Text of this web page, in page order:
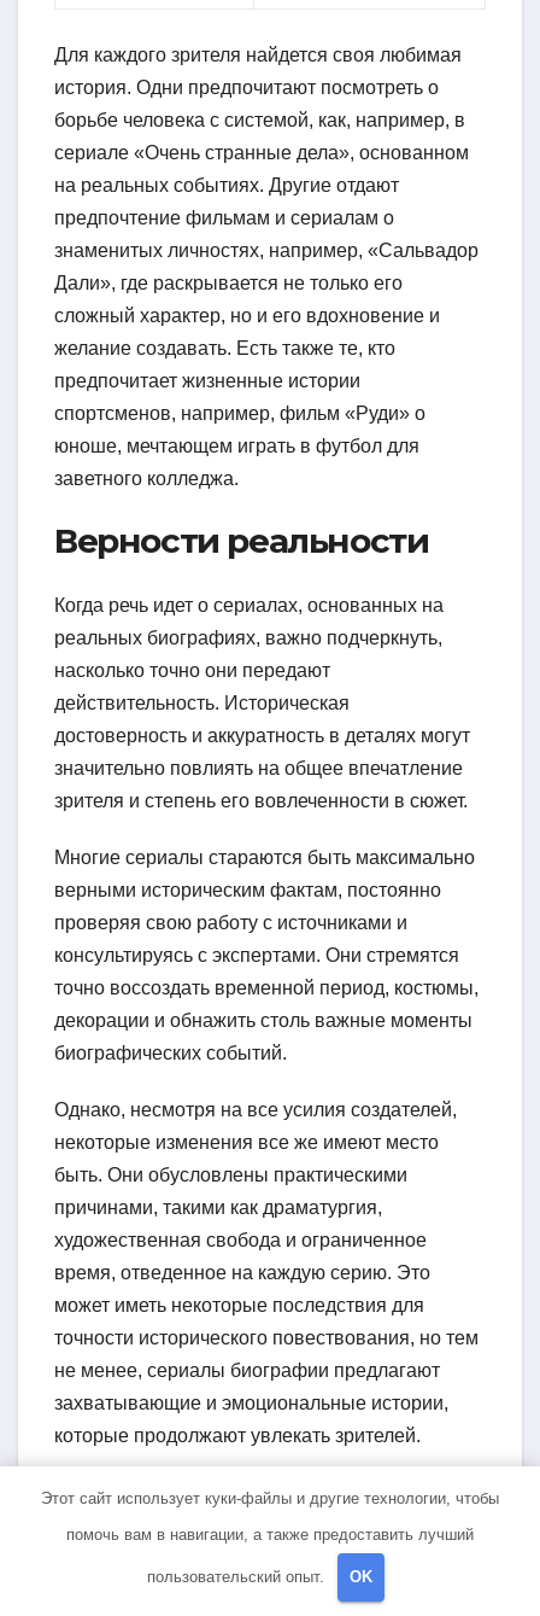
Для каждого зрителя найдется своя любимая
история. Одни предпочитают посмотреть о
борьбе человека с системой, как, например, в
сериале «Очень странные дела», основанном
на реальных событиях. Другие отдают
предпочтение фильмам и сериалам о
знаменитых личностях, например, «Сальвадор
Дали», где раскрывается не только его
сложный характер, но и его вдохновение и
желание создавать. Есть также те, кто
предпочитает жизненные истории
спортсменов, например, фильм «Руди» о
юноше, мечтающем играть в футбол для
заветного колледжа.
Верности реальности
Когда речь идет о сериалах, основанных на
реальных биографиях, важно подчеркнуть,
насколько точно они передают
действительность. Историческая
достоверность и аккуратность в деталях могут
значительно повлиять на общее впечатление
зрителя и степень его вовлеченности в сюжет.
Многие сериалы стараются быть максимально
верными историческим фактам, постоянно
проверяя свою работу с источниками и
консультируясь с экспертами. Они стремятся
точно воссоздать временной период, костюмы,
декорации и обнажить столь важные моменты
биографических событий.
Однако, несмотря на все усилия создателей,
некоторые изменения все же имеют место
быть. Они обусловлены практическими
причинами, такими как драматургия,
художественная свобода и ограниченное
время, отведенное на каждую серию. Это
может иметь некоторые последствия для
точности исторического повествования, но тем
не менее, сериалы биографии предлагают
захватывающие и эмоциональные истории,
которые продолжают увлекать зрителей.
Таким образом, при просмотре сериалов,
принимать во внимание, что они являются
Этот сайт использует куки-файлы и другие технологии, чтобы
помочь вам в навигации, а также предоставить лучший
пользовательский опыт. OK